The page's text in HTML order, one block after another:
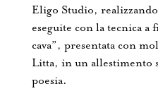
Eligo Studio,
eseguite con la tecnica a
cava”, presentata con
Litta, in un allestimento
poesia.